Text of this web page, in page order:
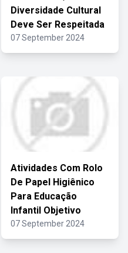
Diversidade Cultural
Deve Ser Respeitada
07 September 2024
Atividades Com Rolo
De Papel Higiênico
Para Educação
Infantil Objetivo
07 September 2024